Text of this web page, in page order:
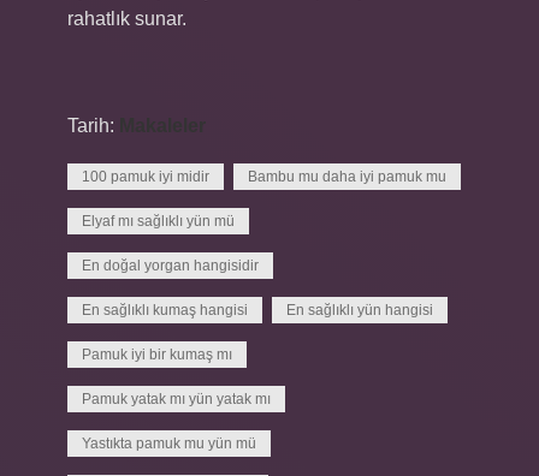
rahatlık sunar.
Tarih:
100 pamuk iyi midir Bambu mu daha iyi pamuk mu
Elyaf mı sağlıklı yün mü
En doğal yorgan hangisidir
En sağlıklı kumaş hangisi En sağlıklı yün hangisi
Pamuk iyi bir kumaş mı
Pamuk yatak mı yün yatak mı
Yastıkta pamuk mu yün mü